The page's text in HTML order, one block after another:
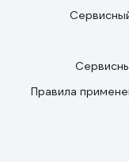
Правила